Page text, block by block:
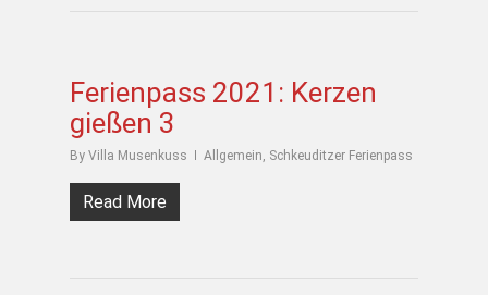
Ferienpass 2021: Kerzen
gießen 3
By Villa Musenkuss Allgemein, Schkeuditzer Ferienpass
Read More